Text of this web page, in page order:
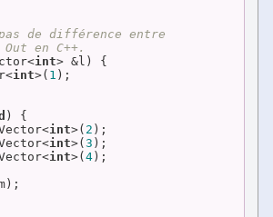
de différence entre
en C++.
int> &l)
{
int>( 1 );
)
{
int>( 2 );
int>( 3 );
int>( 4 );